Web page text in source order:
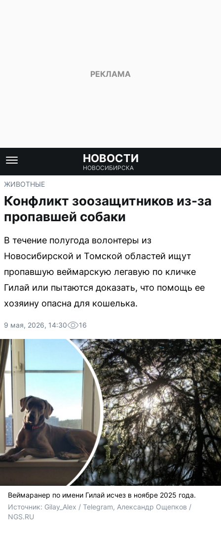
НОВОСТИ
НОВОСИБИРСКА
ЖИВОТНЫЕ
Конфликт зоозащитников из-за
пропавшей собаки
В течение полугода волонтеры из
Новосибирской и Томской областей ищут
пропавшую веймарскую легавую по кличке
Гилай или пытаются доказать, что помощь ее
хозяину опасна для кошелька.
9 мая, 2026, 14:30 16
Веймаранер по имени Гилай исчез в ноябре 2025 года.
Источник: Gilay_Alex / Telegram, Александр Ощепков /
NGS.RU